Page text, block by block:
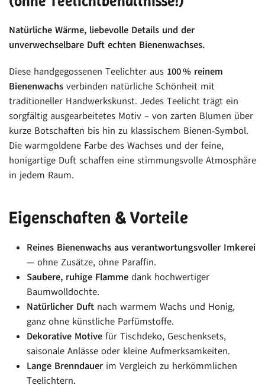
Natürliche Wärme, liebevolle Details und der
unverwechselbare Duft echten Bienenwachses.
Diese handgegossenen Teelichter aus 100 % reinem
Bienenwachs verbinden natürliche Schönheit mit
traditioneller Handwerkskunst. Jedes Teelicht trägt ein
sorgfältig ausgearbeitetes Motiv – von zarten Blumen über
kurze Botschaften bis hin zu klassischem Bienen‑Symbol.
Die warmgoldene Farbe des Wachses und der feine,
honigartige Duft schaffen eine stimmungsvolle Atmosphäre
in jedem Raum.
Eigenschaften & Vorteile
Reines Bienenwachs aus verantwortungsvoller Imkerei
— ohne Zusätze, ohne Paraffin.
Saubere, ruhige Flamme dank hochwertiger
Baumwolldochte.
Natürlicher Duft nach warmem Wachs und Honig,
ganz ohne künstliche Parfümstoffe.
Dekorative Motive für Tischdeko, Geschenksets,
saisonale Anlässe oder kleine Aufmerksamkeiten.
Lange Brenndauer im Vergleich zu herkömmlichen
Teelichtern.